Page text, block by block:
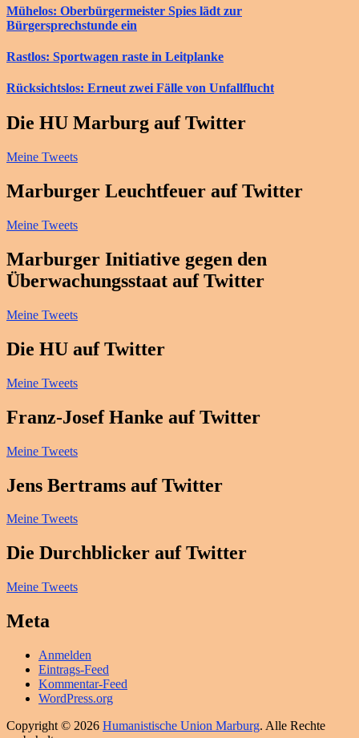
Mühelos: Oberbürgermeister Spies lädt zur
Bürgersprechstunde ein
Rastlos: Sportwagen raste in Leitplanke
Rücksichtslos: Erneut zwei Fälle von Unfallflucht
Die HU Marburg auf Twitter
Meine Tweets
Marburger Leuchtfeuer auf Twitter
Meine Tweets
Marburger Initiative gegen den
Überwachungsstaat auf Twitter
Meine Tweets
Die HU auf Twitter
Meine Tweets
Franz-Josef Hanke auf Twitter
Meine Tweets
Jens Bertrams auf Twitter
Meine Tweets
Die Durchblicker auf Twitter
Meine Tweets
Meta
Anmelden
Eintrags-Feed
Kommentar-Feed
WordPress.org
Copyright © 2026 Humanistische Union Marburg. Alle Rechte